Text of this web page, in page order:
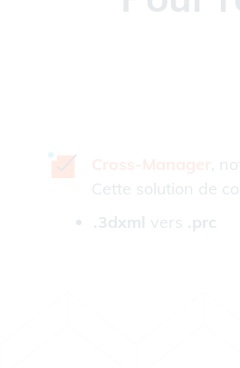
,
Cette solution de
.3dxml vers .prc